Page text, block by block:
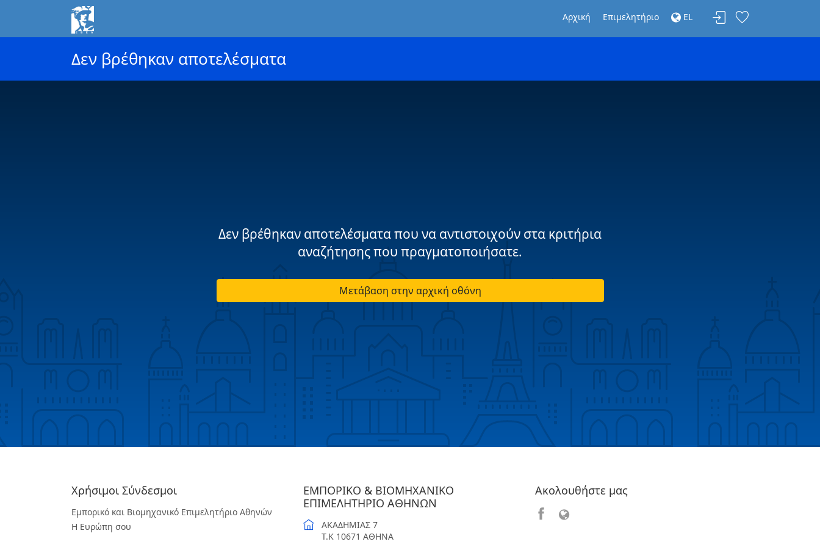
Αρχική Επιμελητήριο EL
Δεν βρέθηκαν αποτελέσματα
Δεν βρέθηκαν αποτελέσματα που να αντιστοιχούν στα κριτήρια
αναζήτησης που πραγματοποιήσατε.
Μετάβαση στην αρχική οθόνη
Χρήσιμοι Σύνδεσμοι
Εμπορικό και Βιομηχανικό Επιμελητήριο Αθηνών
Η Ευρώπη σου
ΕΜΠΟΡΙΚΟ & ΒΙΟΜΗΧΑΝΙΚΟ
ΕΠΙΜΕΛΗΤΗΡΙΟ ΑΘΗΝΩΝ
ΑΚΑΔΗΜΙΑΣ 7
T.K 10671 ΑΘΗΝΑ
Ακολουθήστε μας